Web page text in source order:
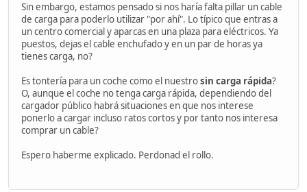
Sin embargo, estamos pensado si nos haría falta pillar un cable
de carga para poderlo utilizar "por ahí". Lo típico que entras a
un centro comercial y aparcas en una plaza para eléctricos. Ya
puestos, dejas el cable enchufado y en un par de horas ya
tienes carga, no?
Es tontería para un coche como el nuestrosin carga rápida?
O, aunque el coche no tenga carga rápida, dependiendo del
cargador público habrá situaciones en que nos interese
ponerlo a cargar incluso ratos cortos y por tanto nos interesa
comprar un cable?
Espero haberme explicado. Perdonad el rollo.